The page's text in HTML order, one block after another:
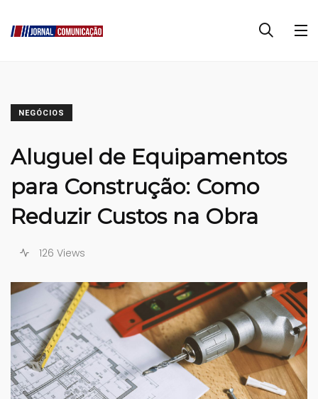
NEGÓCIOS
Aluguel de Equipamentos
para Construção: Como
Reduzir Custos na Obra
126 Views